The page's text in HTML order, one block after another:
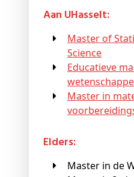
Aan UHasselt:
Master of Statistics and Data
Science
Educatieve master
Master in materiomics (met
Elders:
Master in de